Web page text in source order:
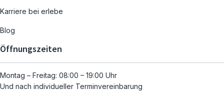
Karriere bei erlebe
Blog
Öffnungszeiten
Montag – Freitag: 08:00 – 19:00 Uhr
Und nach individueller Terminvereinbarung